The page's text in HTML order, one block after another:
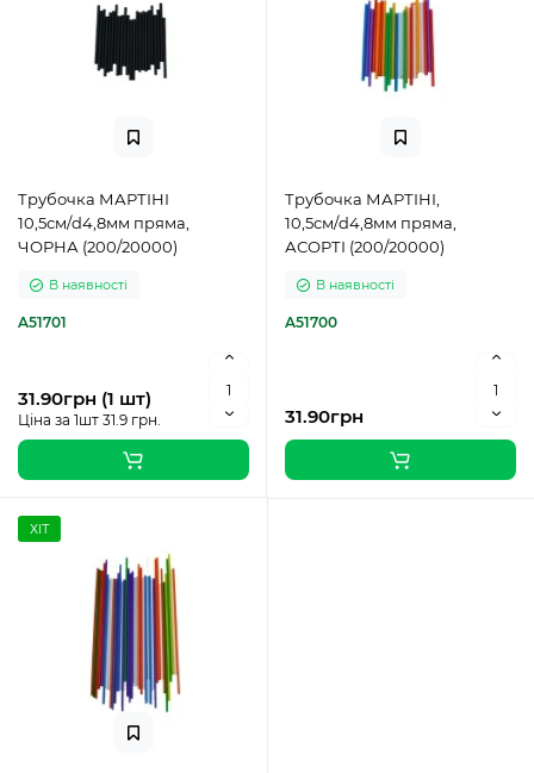
Трубочка МАРТІНІ
10,5см/d4,8мм пряма,
ЧОРНА (200/20000)
В наявності
A51701
31.90грн (1 шт)
Ціна за 1шт 31.9 грн.
Трубочка МАРТІНІ,
10,5см/d4,8мм пряма,
АСОРТІ (200/20000)
В наявності
A51700
31.90грн
ХІТ